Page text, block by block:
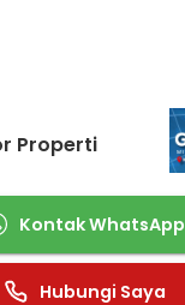
Properti
Kontak WhatsApp
Hubungi Saya